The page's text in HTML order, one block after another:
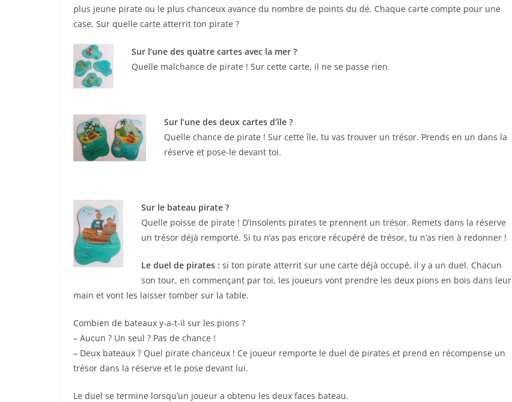
plus jeune pirate ou le plus chanceux avance du nombre de points du dé. Chaque carte compte pour une
case. Sur quelle carte atterrit ton pirate ?
Sur l’une des quatre cartes avec la mer ?
Quelle malchance de pirate ! Sur cette carte, il ne se passe rien.
Sur l’une des deux cartes d’île ?
Quelle chance de pirate ! Sur cette île, tu vas trouver un trésor. Prends en un dans la
réserve et pose-le devant toi.
Sur le bateau pirate ?
Quelle poisse de pirate ! D’insolents pirates te prennent un trésor. Remets dans la réserve
un trésor déjà remporté. Si tu n’as pas encore récupéré de trésor, tu n’as rien à redonner !
Le duel de pirates : si ton pirate atterrit sur une carte déjà occupé, il y a un duel. Chacun
son tour, en commençant par toi, les joueurs vont prendre les deux pions en bois dans leur
main et vont les laisser tomber sur la table.
Combien de bateaux y-a-t-il sur les pions ?
– Aucun ? Un seul ? Pas de chance !
– Deux bateaux ? Quel pirate chanceux ! Ce joueur remporte le duel de pirates et prend en récompense un
trésor dans la réserve et le pose devant lui.
Le duel se termine lorsqu’un joueur a obtenu les deux faces bateau.